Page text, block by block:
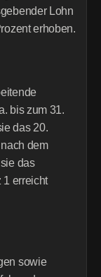
Lohn
erhoben.
bis zum 31.
das 20.
dem
das
1 erreicht
sowie